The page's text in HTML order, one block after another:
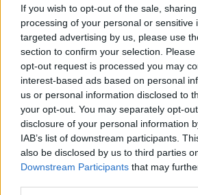
If you wish to opt-out of the sale,
processing of your personal or sensitive
targeted advertising by us, please use
section to confirm your selection.
opt-out request is processed you may
interest-based ads based on personal
us or personal information disclosed to
your opt-out. You may separately opt-
disclosure of your personal information
IAB’s list of downstream participants.
also be disclosed by us to third parties
Downstream Participants that may